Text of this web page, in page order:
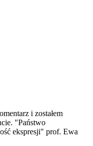
i zostałem
"Państwo
ekspresji" prof. Ewa